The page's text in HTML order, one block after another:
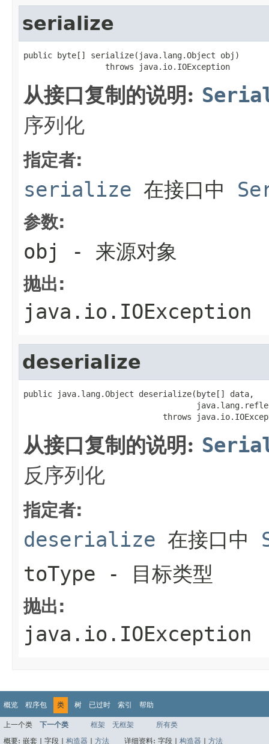
serialize
public byte[] serialize(java.lang.Object obj)
                 throws java.io.IOException
从接口复制的说明:
序列化
指定者:
serialize 在接口中
参数:
obj - 来源对象
抛出:
java.io.IOException
deserialize
public java.lang.Object deserialize(byte[] data,
throws
从接口复制的说明:
反序列化
指定者:
deserialize 在接口中
toType - 目标类型
抛出:
java.io.IOException
概览 程序包 类 树 已过时 索引 帮助
上一个类 下一个类 框架 无框架
所有类
概要: 嵌套 | 字段 | 构造器 方法 详细资料: 字段 | 构造器 方法